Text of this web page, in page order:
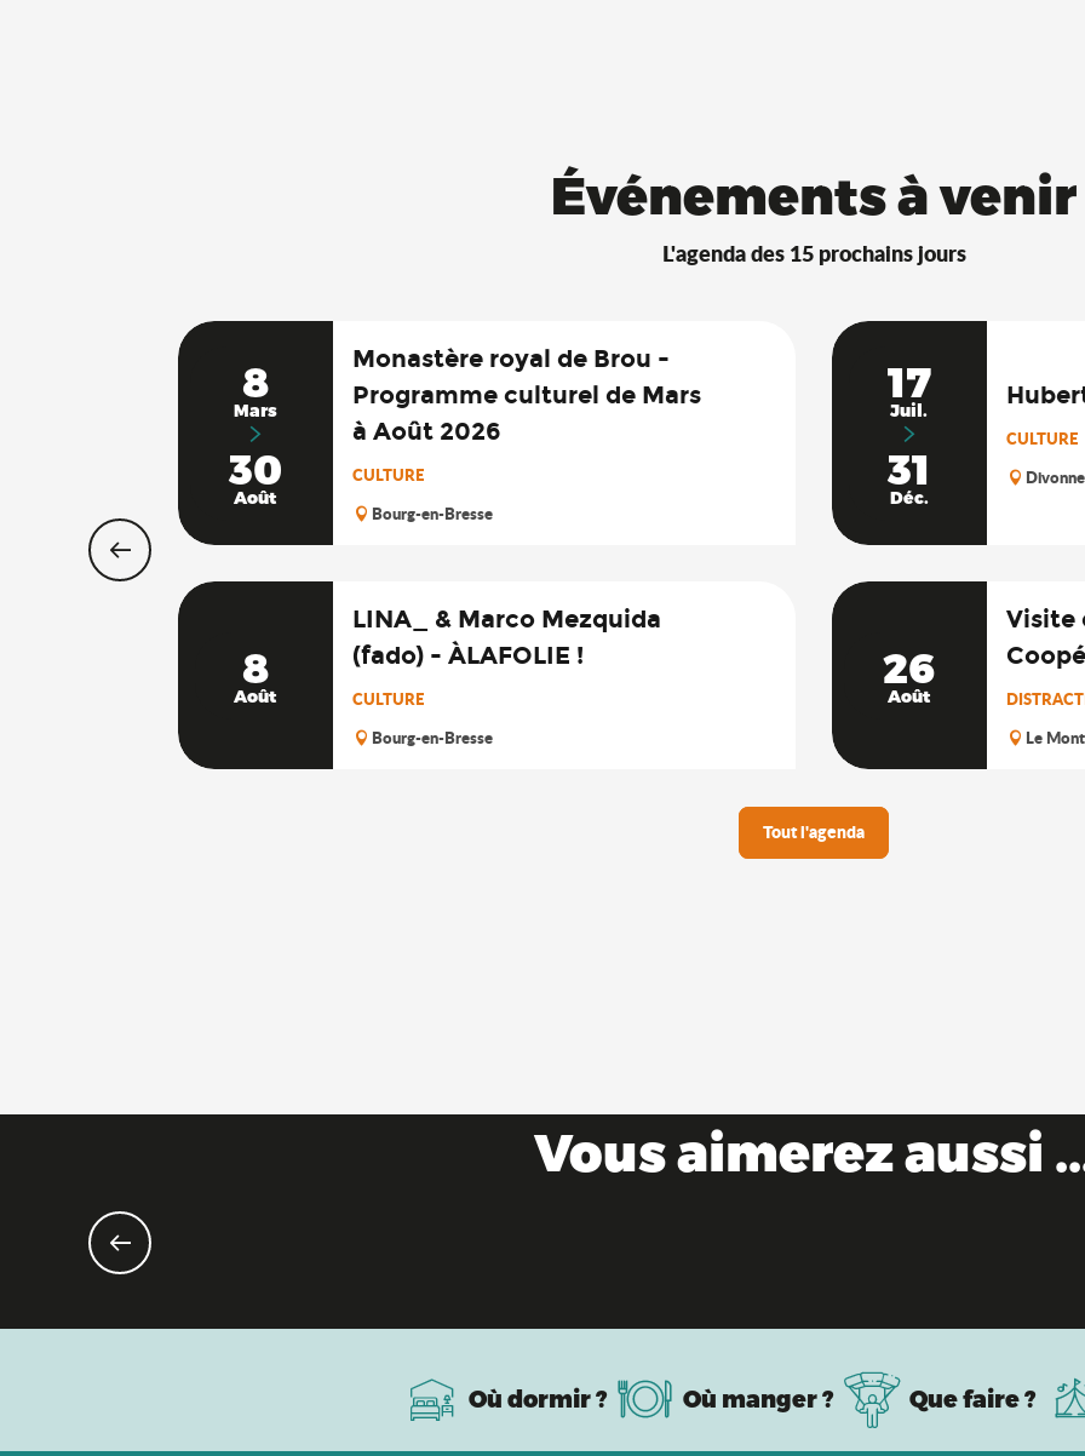
Événements à venir
L'agenda des 15 prochains jours
8
Mars
30
Août
Monastère royal de Brou -
Programme culturel de Mars
à Août 2026
CULTURE
Bourg-en-Bresse
17
Juil.
31
Déc.
CULTURE
8
Août
LINA_ & Marco Mezquida
(fado) - ÀLAFOLIE !
CULTURE
Bourg-en-Bresse
26
Août
Visite
Le
Tout l'agenda
Vous aimerez aussi
Où dormir ? Où manger ? Que faire ?